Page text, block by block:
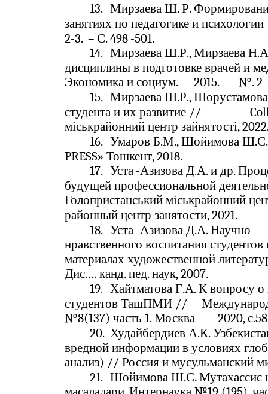
13. Мирзаева Ш. Р.
занятиях по педагогике и
2-3. – С. 498 -501.
14. Мирзаева Ш.Р., Мирзаева
дисциплины в подготовке врачей и
Экономика и социум. – 2015. – №. 2
15. Мирзаева Ш.Р.,
студента и их развитие //
міськрайонний центр зайнятості,
16. Умаров Б.М., Шойимова Ш.С.
PRESS» Тошкент, 2018.
17. Уста -Азизова Д.А. и др.
будущей профессиональной
Голопристанський міськрайонний
районный центр занятости, 2021. –
18. Уста -Азизова Д.А. Научно
нравственного воспитания
материалах художественной
Дис.… канд. пед. наук, 2007.
19. Хайтматова Г.А. К вопросу о
студентов ТашПМИ //
№8(137) часть 1. Москва –
2020,
20. Худайбердиев А.К.
вредной информации в условиях
анализ) // Россия и мусульманский
21. Шойимова Ш.С. Мутахассис